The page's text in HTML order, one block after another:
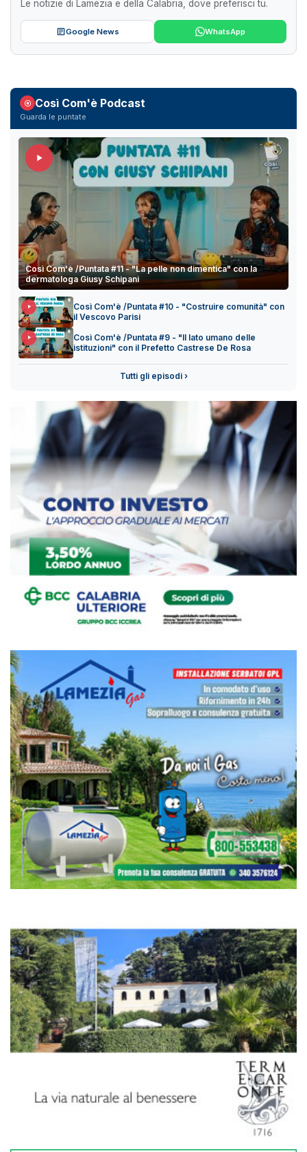
Le notizie di Lamezia e della Calabria, dove preferisci tu.
Google News WhatsApp
Così Com'è Podcast
Guarda le puntate
Così Com'è /Puntata #11 - "La pelle non dimentica" con la
dermatologa Giusy Schipani
Così Com'è /Puntata #10 - "Costruire comunità" con
il Vescovo Parisi
Così Com'è /Puntata #9 - "Il lato umano delle
istituzioni" con il Prefetto Castrese De Rosa
Tutti gli episodi ›